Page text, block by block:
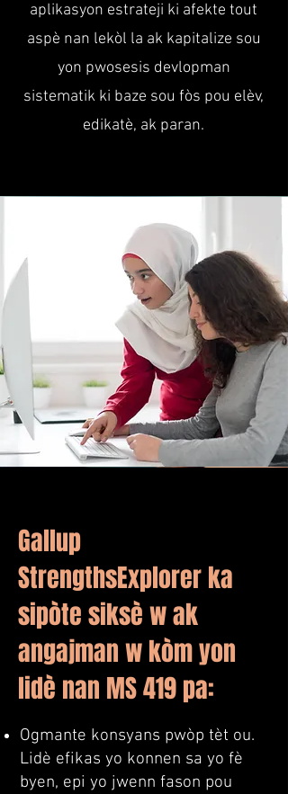
aplikasyon estrateji ki afekte tout
aspè nan lekòl la ak kapitalize sou
yon pwosesis devlopman
sistematik ki baze sou fòs pou elèv,
edikatè, ak paran.
Gallup
StrengthsExplorer ka
sipòte siksè w ak
angajman w kòm yon
lidè nan MS 419 pa:
Ogmante konsyans pwòp tèt ou.
Lidè efikas yo konnen sa yo fè
byen, epi yo jwenn fason pou